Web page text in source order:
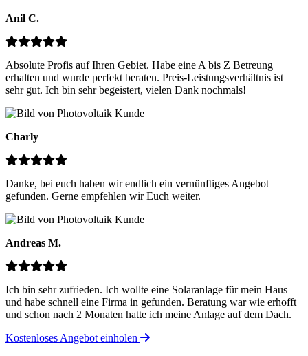
Anil C.
Absolute Profis auf Ihren Gebiet. Habe eine A bis Z Betreung
erhalten und wurde perfekt beraten. Preis-Leistungsverhältnis ist
sehr gut. Ich bin sehr begeistert, vielen Dank nochmals!
Charly
Danke, bei euch haben wir endlich ein vernünftiges Angebot
gefunden. Gerne empfehlen wir Euch weiter.
Andreas M.
Ich bin sehr zufrieden. Ich wollte eine Solaranlage für mein Haus
und habe schnell eine Firma in gefunden. Beratung war wie erhofft
und schon nach 2 Monaten hatte ich meine Anlage auf dem Dach.
Kostenloses Angebot einholen